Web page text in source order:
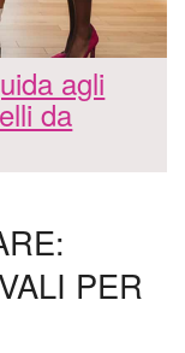
agli
da
PER